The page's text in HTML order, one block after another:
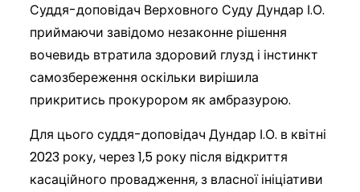
Суддя-доповідач Верховного Суду Дундар І.О.
приймаючи завідомо незаконне рішення
вочевидь втратила здоровий глузд і інстинкт
самозбереження оскільки вирішила
прикритись прокурором як амбразурою.
Для цього суддя-доповідач Дундар І.О. в квітні
2023 року, через 1,5 року після відкриття
касаційного провадження, з власної ініціативи